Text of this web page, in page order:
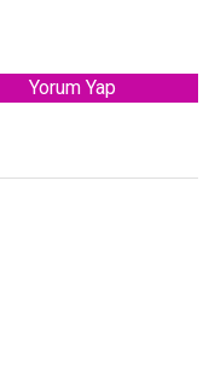
Yorum Yap